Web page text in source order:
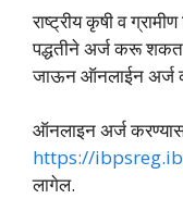
राष्ट्रीय कृषी व
पद्धतीने अर्ज करू
जाऊन ऑनलाईन अर्ज
ऑनलाइन अर्ज
https://
लागेल.